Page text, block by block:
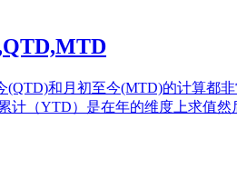
(QTD)和月初至今(MTD)的计算都
计（YTD）是在年的维度上求值然